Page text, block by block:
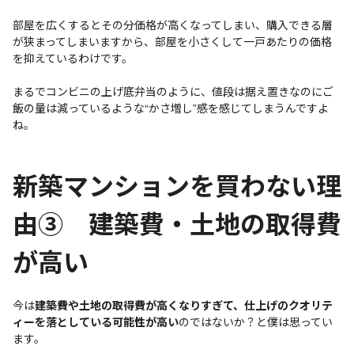
部屋を広くするとその分価格が高くなってしまい、購入できる層
が狭まってしまいますから、部屋を小さくして一戸あたりの価格
を抑えているわけです。
まるでコンビニの上げ底弁当のように、値段は据え置きなのにご
飯の量は減っているような“かさ増し”感を感じてしまうんですよ
ね。
新築マンションを買わない理
由③ 建築費・土地の取得費
が高い
今は建築費や土地の取得費が高くなりすぎて、仕上げのクオリテ
ィーを落としている可能性が高いのではないか？と僕は思ってい
ます。